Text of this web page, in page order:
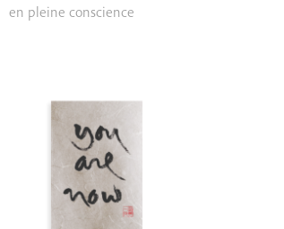
à
en pleine conscience